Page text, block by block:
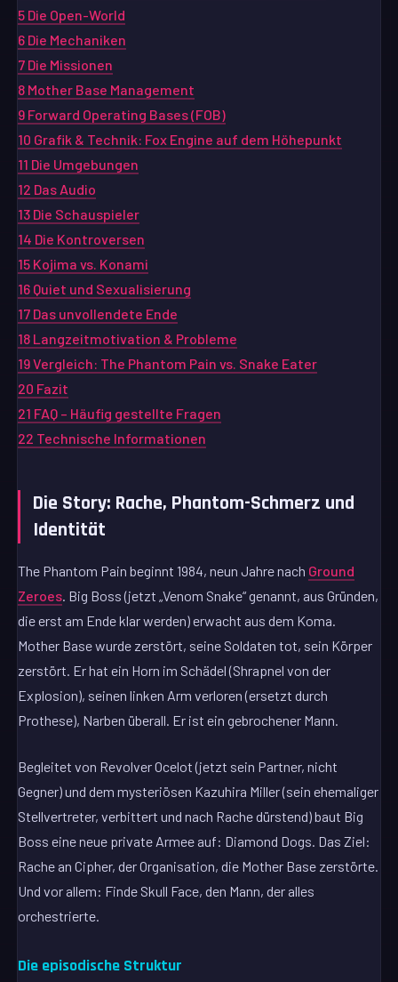
5 Die Open-World
6 Die Mechaniken
7 Die Missionen
8 Mother Base Management
9 Forward Operating Bases (FOB)
10 Grafik & Technik: Fox Engine auf dem Höhepunkt
11 Die Umgebungen
12 Das Audio
13 Die Schauspieler
14 Die Kontroversen
15 Kojima vs. Konami
16 Quiet und Sexualisierung
17 Das unvollendete Ende
18 Langzeitmotivation & Probleme
19Vergleich: The Phantom Pain vs. Snake Eater
20 Fazit
21 FAQ – Häufig gestellte Fragen
22 Technische Informationen
Die Story: Rache, Phantom-Schmerz und
Identität
The Phantom Pain beginnt 1984, neun Jahre nach Ground
Zeroes . Big Boss (jetzt „Venom Snake“ genannt, aus Gründen,
die erst am Ende klar werden) erwacht aus dem Koma.
Mother Base wurde zerstört, seine Soldaten tot, sein Körper
zerstört. Er hat ein Horn im Schädel (Shrapnel von der
Explosion), seinen linken Arm verloren (ersetzt durch
Prothese), Narben überall. Er ist ein gebrochener Mann.
Begleitet von Revolver Ocelot (jetzt sein Partner, nicht
Gegner) und dem mysteriösen Kazuhira Miller (sein ehemaliger
Stellvertreter, verbittert und nach Rache dürstend) baut Big
Boss eine neue private Armee auf: Diamond Dogs. Das Ziel:
Rache an Cipher, der Organisation, die Mother Base zerstörte.
Und vor allem: Finde Skull Face, den Mann, der alles
orchestrierte.
Die episodische Struktur